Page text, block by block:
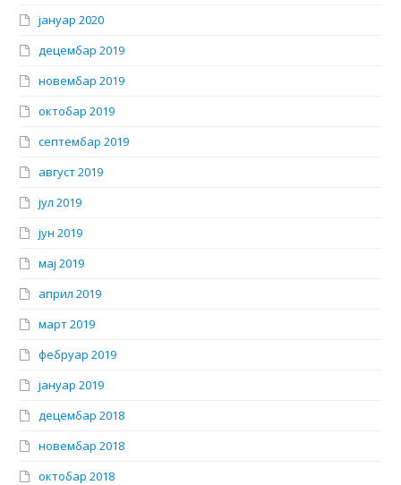
јануар 2020
децембар 2019
новембар 2019
октобар 2019
септембар 2019
август 2019
јул 2019
јун 2019
мај 2019
април 2019
март 2019
фебруар 2019
јануар 2019
децембар 2018
новембар 2018
октобар 2018